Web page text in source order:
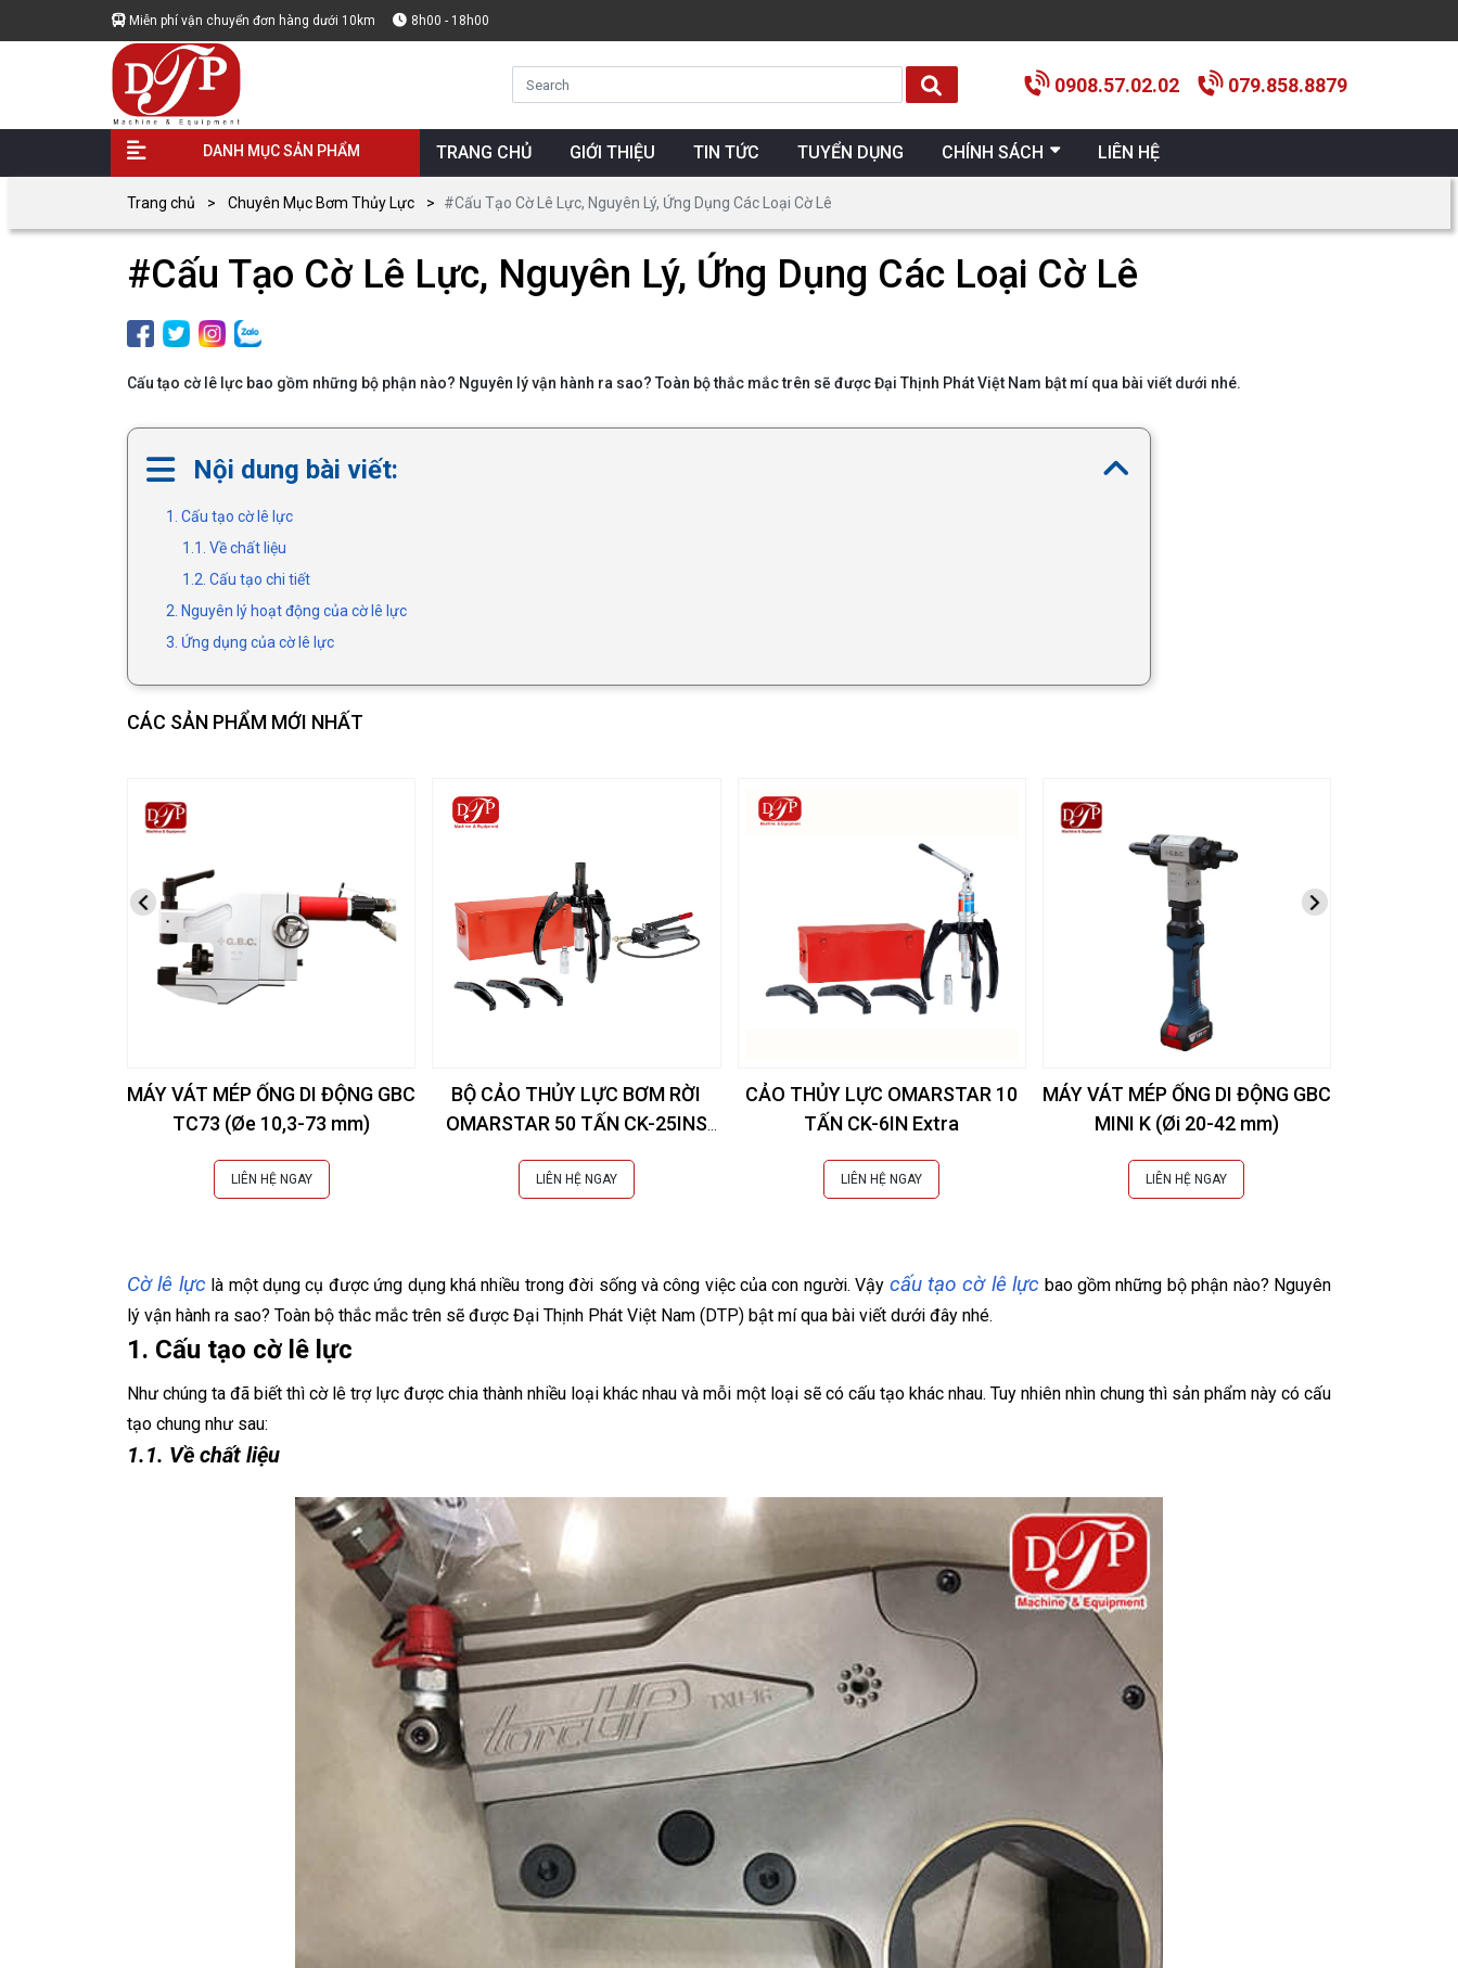
Miễn phí vận chuyển đơn hàng dưới 10km 8h00 - 18h00
0908.57.02.02 079.858.8879
DANH MỤC SẢN PHẨM TRANG CHỦ GIỚI THIỆU TIN TỨC TUYỂN DỤNG CHÍNH SÁCH LIÊN HỆ
Trang chủ Chuyên Mục Bơm Thủy Lực #Cấu Tạo Cờ Lê Lực, Nguyên Lý, Ứng Dụng Các Loại Cờ Lê
#Cấu Tạo Cờ Lê Lực, Nguyên Lý, Ứng Dụng Các Loại Cờ Lê
Cấu tạo cờ lê lực bao gồm những bộ phận nào? Nguyên lý vận hành ra sao? Toàn bộ thắc mắc trên sẽ được Đại Thịnh Phát Việt Nam bật mí qua bài viết dưới nhé.
Nội dung bài viết:
1. Cấu tạo cờ lê lực
1.1. Về chất liệu
1.2. Cấu tạo chi tiết
2. Nguyên lý hoạt động của cờ lê lực
3. Ứng dụng của cờ lê lực
CÁC SẢN PHẨM MỚI NHẤT
MÁY VÁT MÉP ỐNG DI ĐỘNG GBC
TC73 (Øe 10,3-73 mm)
LIÊN HỆ NGAY
BỘ CẢO THỦY LỰC BƠM RỜI
OMARSTAR 50 TẤN CK-25INS
LIÊN HỆ NGAY
CẢO THỦY LỰC OMARSTAR 10
TẤN CK-6IN Extra
LIÊN HỆ NGAY
MÁY VÁT MÉP ỐNG DI ĐỘNG GBC
MINI K (Øi 20-42 mm)
LIÊN HỆ NGAY
Cờ lê lực là một dụng cụ được ứng dụng khá nhiều trong đời sống và công việc của con người. Vậy cấu tạo cờ lê lực bao gồm những bộ phận nào? Nguyên
lý vận hành ra sao? Toàn bộ thắc mắc trên sẽ được Đại Thịnh Phát Việt Nam (DTP) bật mí qua bài viết dưới đây nhé.
1. Cấu tạo cờ lê lực
Như chúng ta đã biết thì cờ lê trợ lực được chia thành nhiều loại khác nhau và mỗi một loại sẽ có cấu tạo khác nhau. Tuy nhiên nhìn chung thì sản phẩm này có cấu
tạo chung như sau:
1.1. Về chất liệu